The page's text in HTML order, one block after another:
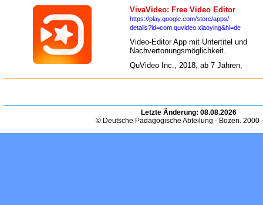
VivaVideo: Free Video Editor
https://play.google.com/store/apps/
details?id=com.quvideo.xiaoying&hl=de
Video-Editor App mit Untertitel und
Nachvertonungsmöglichkeit.
QuVideo Inc., 2018, ab 7 Jahren,
Letzte Änderung: 08.08.2026
© Deutsche Pädagogische Abteilung - Bozen. 2000